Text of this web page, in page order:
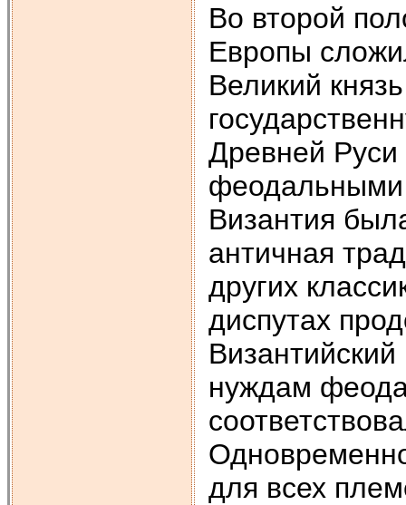
Во второй
Европы
Великий
Древней Руси
феодальными
Византия
античная
других
диспутах
нуждам
для всех